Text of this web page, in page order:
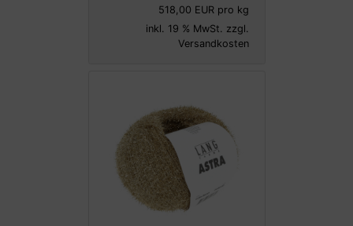
518,00 EUR pro kg
inkl. 19 % MwSt. zzgl.
Versandkosten